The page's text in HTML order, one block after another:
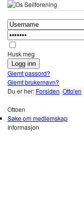
Husk meg
Glemt passord?
Glemt brukernavn?
Du er her: Forsiden Otto'en
Ottoen
Søke om medlemskap
Informasjon